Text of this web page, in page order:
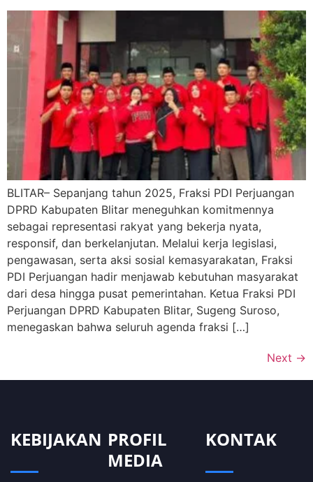
BLITAR– Sepanjang tahun 2025, Fraksi PDI Perjuangan
DPRD Kabupaten Blitar meneguhkan komitmennya
sebagai representasi rakyat yang bekerja nyata,
responsif, dan berkelanjutan. Melalui kerja legislasi,
pengawasan, serta aksi sosial kemasyarakatan, Fraksi
PDI Perjuangan hadir menjawab kebutuhan masyarakat
dari desa hingga pusat pemerintahan. Ketua Fraksi PDI
Perjuangan DPRD Kabupaten Blitar, Sugeng Suroso,
menegaskan bahwa seluruh agenda fraksi […]
Next →
KEBIJAKAN PROFIL
MEDIA
KONTAK